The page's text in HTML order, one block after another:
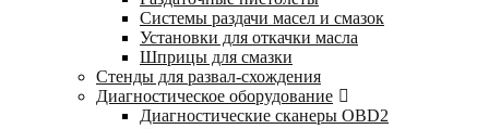
Системы раздачи масел и смазок
Установки для откачки масла
Шприцы для смазки
Стенды для развал-схождения
Диагностическое оборудование
Диагностические сканеры OBD2